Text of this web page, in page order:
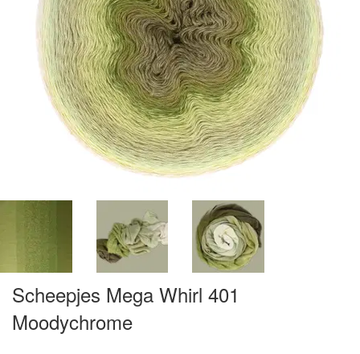
Scheepjes Mega Whirl 401
Moodychrome